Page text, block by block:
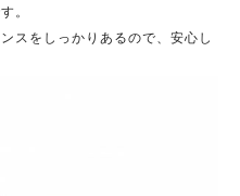
。
スをしっかりあるので、安心し